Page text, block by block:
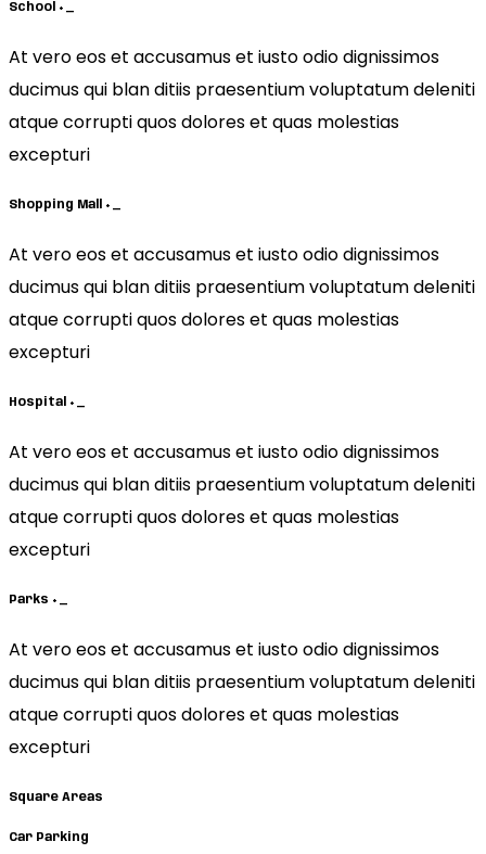
School +
At vero eos et accusamus et iusto odio dignissimos
ducimus qui blan ditiis praesentium voluptatum deleniti
atque corrupti quos dolores et quas molestias
excepturi
Shopping Mall +
At vero eos et accusamus et iusto odio dignissimos
ducimus qui blan ditiis praesentium voluptatum deleniti
atque corrupti quos dolores et quas molestias
excepturi
Hospital +
At vero eos et accusamus et iusto odio dignissimos
ducimus qui blan ditiis praesentium voluptatum deleniti
atque corrupti quos dolores et quas molestias
excepturi
Parks +
At vero eos et accusamus et iusto odio dignissimos
ducimus qui blan ditiis praesentium voluptatum deleniti
atque corrupti quos dolores et quas molestias
excepturi
Square Areas
Car Parking